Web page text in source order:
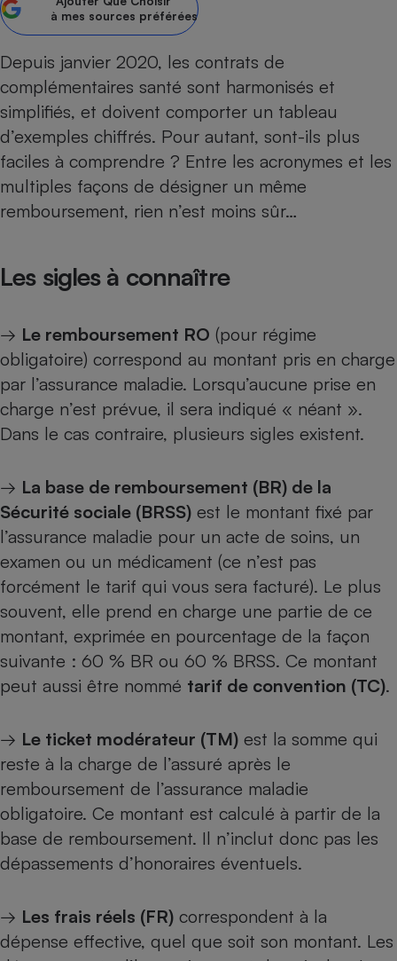
à mes sources préférées
Depuis janvier 2020, les contrats de
complémentaires santé sont harmonisés et
simplifiés, et doivent comporter un tableau
d’exemples chiffrés. Pour autant, sont-ils plus
faciles à comprendre ? Entre les acronymes et les
multiples façons de désigner un même
remboursement, rien n’est moins sûr…
Les sigles à connaître
→ Le remboursement RO (pour régime
obligatoire) correspond au montant pris en charge
par l’assurance maladie. Lorsqu’aucune prise en
charge n’est prévue, il sera indiqué « néant ».
Dans le cas contraire, plusieurs sigles existent.
→ La base de remboursement (BR) de la
Sécurité sociale (BRSS) est le montant fixé par
l’assurance maladie pour un acte de soins, un
examen ou un médicament (ce n’est pas
forcément le tarif qui vous sera facturé). Le plus
souvent, elle prend en charge une partie de ce
montant, exprimée en pourcentage de la façon
suivante : 60 % BR ou 60 % BRSS. Ce montant
peut aussi être nommé tarif de convention (TC).
→ Le ticket modérateur (TM) est la somme qui
reste à la charge de l’assuré après le
remboursement de l’assurance maladie
obligatoire. Ce montant est calculé à partir de la
base de remboursement. Il n’inclut donc pas les
dépassements d’honoraires éventuels.
→ Les frais réels (FR) correspondent à la
dépense effective, quel que soit son montant. Les
alimentaire
Assurance emprunteur
Plaque de cuisson à
Climatiseur -
Ventilateur
Cafetière à expressos
Téléphone mobile -
Smartphone
Antivirus
Matelas
Radiateur électrique
Climatiseur -
Ventilateur
Mutuelle